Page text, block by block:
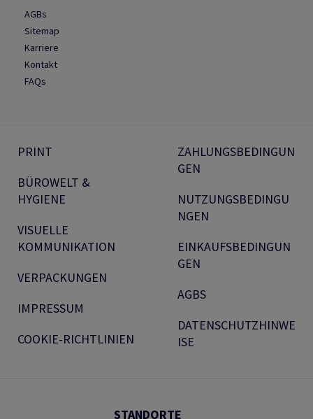
AGBs
Sitemap
Karriere
Kontakt
FAQs
PRINT
BÜROWELT &
HYGIENE
VISUELLE
KOMMUNIKATION
VERPACKUNGEN
IMPRESSUM
COOKIE-RICHTLINIEN
ZAHLUNGSBEDINGUN
GEN
NUTZUNGSBEDINGU
NGEN
EINKAUFSBEDINGUN
GEN
AGBS
DATENSCHUTZHINWE
ISE
STANDORTE